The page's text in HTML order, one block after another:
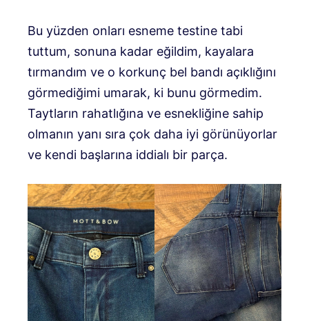
Bu yüzden onları esneme testine tabi
tuttum, sonuna kadar eğildim, kayalara
tırmandım ve o korkunç bel bandı açıklığını
görmediğimi umarak, ki bunu görmedim.
Taytların rahatlığına ve esnekliğine sahip
olmanın yanı sıra çok daha iyi görünüyorlar
ve kendi başlarına iddialı bir parça.